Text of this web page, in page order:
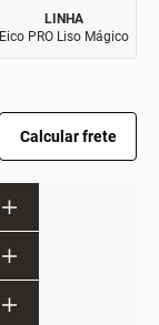
LINHA
Eico PRO Liso Mágico
Calcular frete